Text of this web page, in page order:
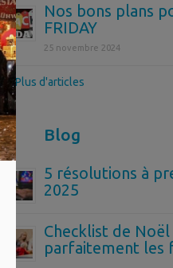
Nos bons plans
FRIDAY
25 novembre 2024
>> Plus d'articles
Blog
5 résolutions à
2025
Checklist de
parfaitement les